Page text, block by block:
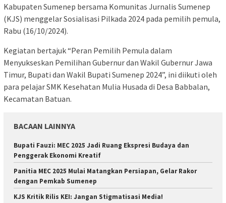
Kabupaten Sumenep bersama Komunitas Jurnalis Sumenep
(KJS) menggelar Sosialisasi Pilkada 2024 pada pemilih pemula,
Rabu (16/10/2024).
Kegiatan bertajuk “Peran Pemilih Pemula dalam
Menyukseskan Pemilihan Gubernur dan Wakil Gubernur Jawa
Timur, Bupati dan Wakil Bupati Sumenep 2024”, ini diikuti oleh
para pelajar SMK Kesehatan Mulia Husada di Desa Babbalan,
Kecamatan Batuan.
BACAAN LAINNYA
Bupati Fauzi: MEC 2025 Jadi Ruang Ekspresi Budaya dan
Penggerak Ekonomi Kreatif
Panitia MEC 2025 Mulai Matangkan Persiapan, Gelar Rakor
dengan Pemkab Sumenep
KJS Kritik Rilis KEI: Jangan Stigmatisasi Media!